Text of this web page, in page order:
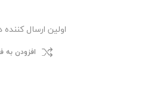
اولین ارسال
افزودن به